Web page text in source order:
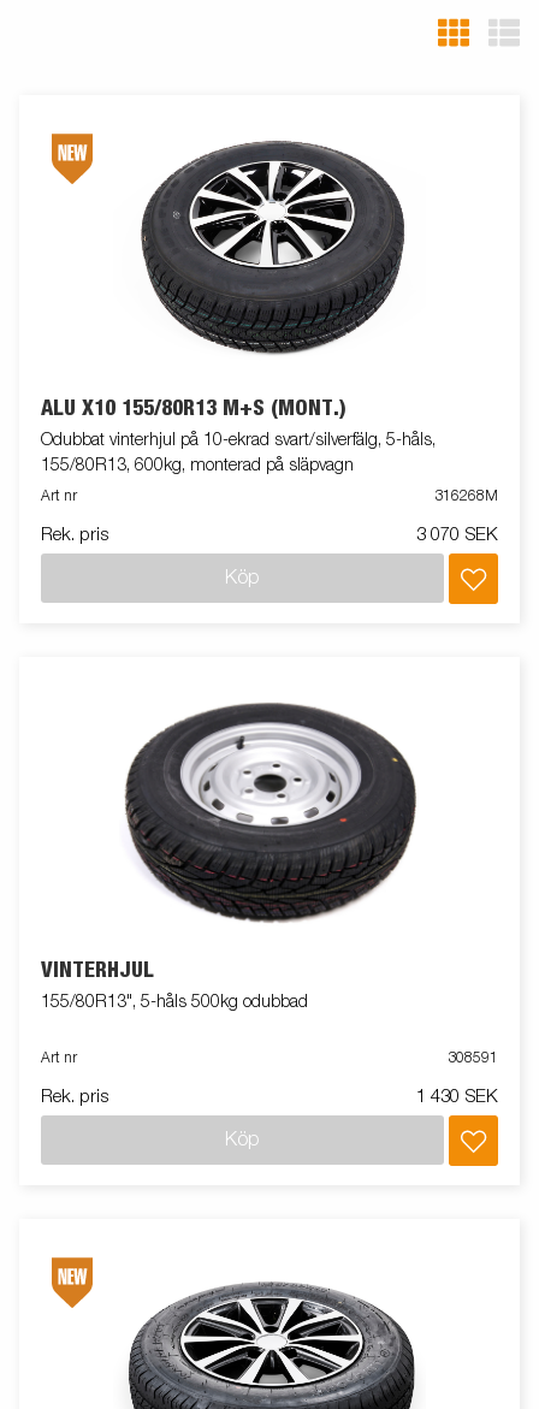
ALU X10 155/80R13 M+S (MONT.)
Odubbat vinterhjul på 10-ekrad svart/silverfälg, 5-håls,
155/80R13, 600kg, monterad på släpvagn
Art nr 316268M
Rek. pris 3 070 SEK
Köp
VINTERHJUL
155/80R13", 5-håls 500kg odubbad
Art nr 308591
Rek. pris 1 430 SEK
Köp